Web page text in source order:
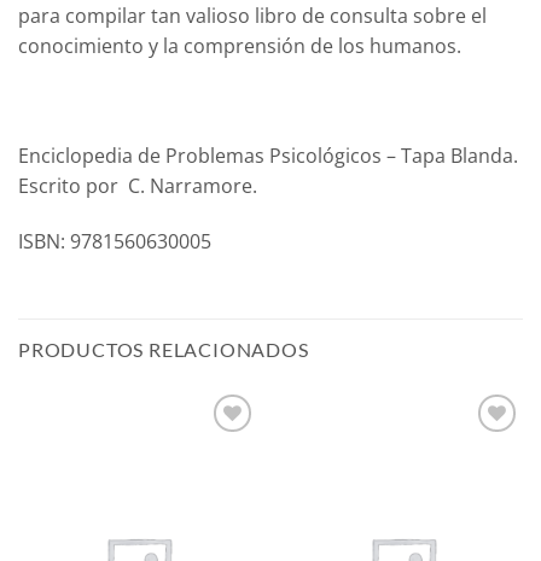
para compilar tan valioso libro de consulta sobre el
conocimiento y la comprensión de los humanos.
Enciclopedia de Problemas Psicológicos – Tapa Blanda.
Escrito por C. Narramore.
ISBN: 9781560630005
PRODUCTOS RELACIONADOS